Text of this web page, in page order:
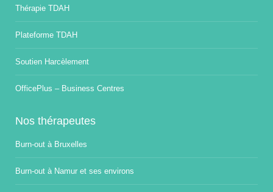
Thérapie TDAH
Plateforme TDAH
Soutien Harcèlement
OfficePlus – Business Centres
Nos thérapeutes
Burn-out à Bruxelles
Burn-out à Namur et ses environs